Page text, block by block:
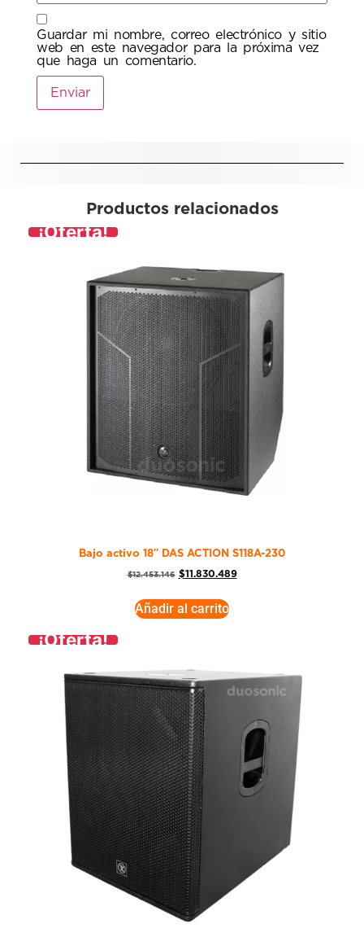
Guardar mi nombre, correo electrónico y sitio
web en este navegador para la próxima vez
que haga un comentario.
Productos relacionados
¡Oferta!
Bajo activo 18″ DAS ACTION S118A-230
$12.453.146 $11.830.489
Añadir al carrito
¡Oferta!